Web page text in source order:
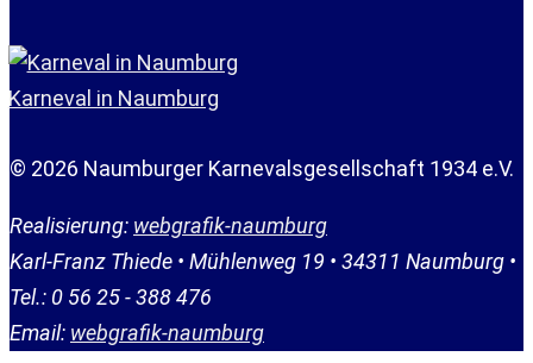
Karneval in Naumburg
© 2026 Naumburger Karnevalsgesellschaft 1934 e.V.
Realisierung: webgrafik-naumburg
Karl-Franz Thiede • Mühlenweg 19 • 34311 Naumburg •
Tel.: 0 56 25 - 388 476
Email: webgrafik-naumburg